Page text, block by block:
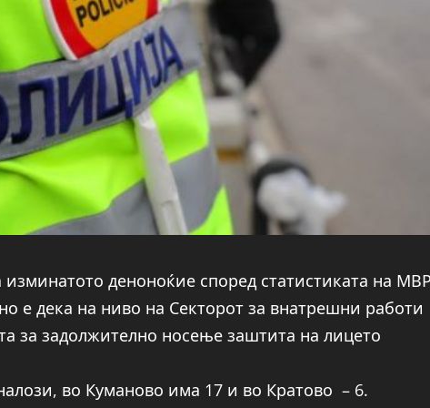
деноноќие според статистиката на
е дека на ниво на Секторот за внатрешни работи
за задолжително носење заштита на лицето
во Куманово има 17 и во Кратово – 6.